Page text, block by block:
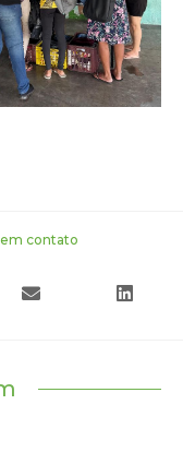
contato